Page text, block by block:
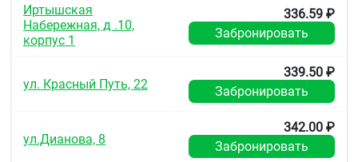
Иртышская
Набережная, д .10,
корпус 1
336.59 ₽
Забронировать
ул. Красный Путь, 22
339.50 ₽
Забронировать
ул.Дианова, 8
342.00 ₽
Забронировать